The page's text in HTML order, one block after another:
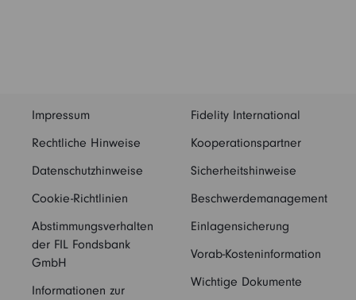
Impressum
Rechtliche Hinweise
Datenschutzhinweise
Cookie-Richtlinien
Abstimmungsverhalten
der FIL Fondsbank
GmbH
Informationen zur
Fidelity International
Kooperationspartner
Sicherheitshinweise
Beschwerdemanagement
Einlagensicherung
Vorab-Kosteninformation
Wichtige Dokumente